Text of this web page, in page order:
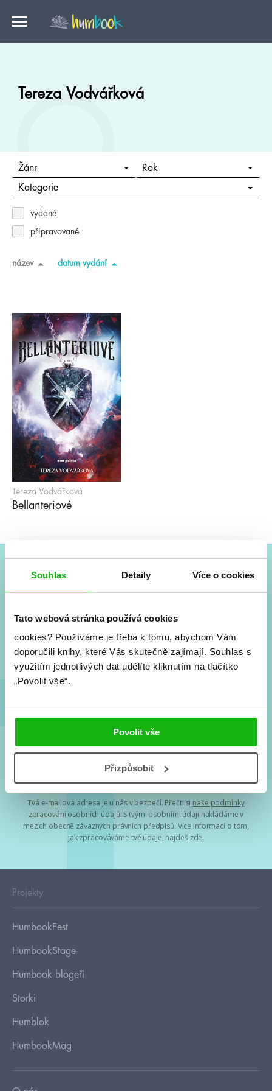
Souhlas Detaily Více o cookies
Tato webová stránka používá cookies
cookies? Používáme je třeba k tomu, abychom Vám
doporučili knihy, které Vás skutečně zajímají. Souhlas s
využitím jednotlivých dat udělíte kliknutím na tlačítko
„Povolit vše“.
Povolit vše
Přizpůsobit
Tereza Vodvářková
Žánr Rok
Kategorie
vydané
připravované
název datum vydání
Tereza Vodvářková
Bellanteriové
#HumbookNews
Nové knihy, co se chystá, kvízy, soutěže, autoři, filmové
a seriálové adaptace a další.
Souhlasím spodmínkami zpracování osobních údajů
Tvá e-mailová adresa je u nás v bezpečí. Přečti si naše podmínky
zpracování osobních údajů. S tvými osobními údaji nakládáme v
mezích obecně závazných právních předpisů. Více informací o tom,
jak zpracováváme tvé údaje, najdeš zde.
Projekty
HumbookFest
HumbookStage
Humbook blogeři
Storki
Humblok
HumbookMag